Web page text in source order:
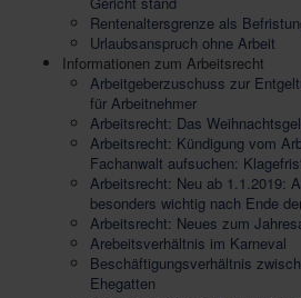
Rentenaltersgrenze als
Urlaubsanspruch ohne Arbeit
Informationen zum Arbeitsrecht
Arbeitgeberzuschuss zur
für Arbeitnehmer
Arbeitsrecht: Das
Arbeitsrecht: Kündigung vom
Fachanwalt aufsuchen:
Arbeitsrecht: Neu ab 1.1.2019:
besonders wichtig nach Ende
Arbeitsrecht: Neues zum
Arebeitsverhältnis im Karneval
Beschäftigungsverhältnis
Ehegatten